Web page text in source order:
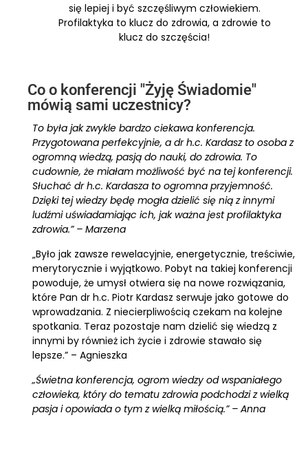
się lepiej i być szczęśliwym człowiekiem.
Profilaktyka to klucz do zdrowia, a zdrowie to
klucz do szczęścia!
Co o konferencji "Żyję Świadomie"
mówią sami uczestnicy?
To była jak zwykle bardzo ciekawa konferencja.
Przygotowana perfekcyjnie, a dr h.c. Kardasz to osoba z
ogromną wiedzą, pasją do nauki, do zdrowia. To
cudownie, że miałam możliwość być na tej konferencji.
Słuchać dr h.c. Kardasza to ogromna przyjemność.
Dzięki tej wiedzy będę mogła dzielić się nią z innymi
ludźmi uświadamiając ich, jak ważna jest profilaktyka
zdrowia.” – Marzena
„Było jak zawsze rewelacyjnie, energetycznie, treściwie,
merytorycznie i wyjątkowo. Pobyt na takiej konferencji
powoduje, że umysł otwiera się na nowe rozwiązania,
które Pan dr h.c. Piotr Kardasz serwuje jako gotowe do
wprowadzania. Z niecierpliwością czekam na kolejne
spotkania. Teraz pozostaje nam dzielić się wiedzą z
innymi by również ich życie i zdrowie stawało się
lepsze.” – Agnieszka
„Świetna konferencja, ogrom wiedzy od wspaniałego
człowieka, który do tematu zdrowia podchodzi z wielką
pasja i opowiada o tym z wielką miłością.” – Anna